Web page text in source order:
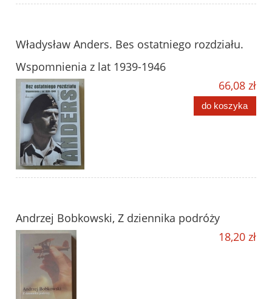
Władysław Anders. Bes ostatniego rozdziału.
Wspomnienia z lat 1939-1946
66,08 zł
do koszyka
Andrzej Bobkowski, Z dziennika podróży
18,20 zł